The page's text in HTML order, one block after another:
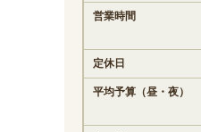
営業時間
定休日
平均予算（昼・夜）